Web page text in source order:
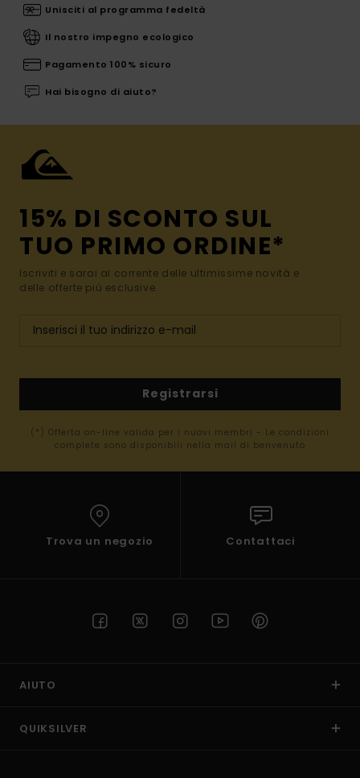
Unisciti al programma fedeltà
Il nostro impegno ecologico
Pagamento 100% sicuro
Hai bisogno di aiuto?
15% DI SCONTO SUL
TUO PRIMO ORDINE*
Iscriviti e sarai al corrente delle ultimissime novità e
delle offerte più esclusive.
Registrarsi
(*) Offerta on-line valida per i nuovi membri - Le condizioni
complete sono disponibili nella mail di benvenuto
Trova un negozio Contattaci
AIUTO
QUIKSILVER